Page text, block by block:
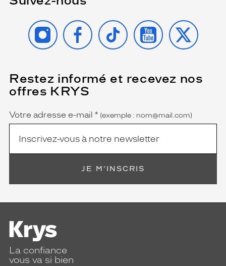
INSTAGRAMFACEBOOK
TIKTOK YOUTUBE
X
Restez informé et recevez nos
offres KRYS
Name
Votre adresse e-mail *
(Ce
champ
est
obligatoire)
(exemple : nom@mail.com)
JE M'INSCRIS
La confiance
vous va si bien